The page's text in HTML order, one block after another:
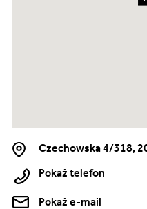
Czechowska 4/318,
Pokaż telefon
Pokaż e-mail